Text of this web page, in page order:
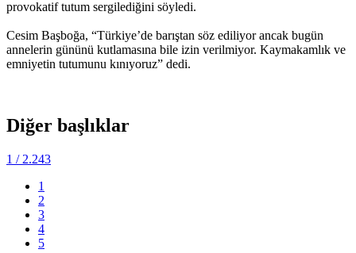
provokatif tutum sergilediğini söyledi.
Cesim Başboğa, “Türkiye’de barıştan söz ediliyor ancak bugün
annelerin gününü kutlamasına bile izin verilmiyor. Kaymakamlık ve
emniyetin tutumunu kınıyoruz” dedi.
Diğer başlıklar
1 / 2.243
1
2
3
4
5